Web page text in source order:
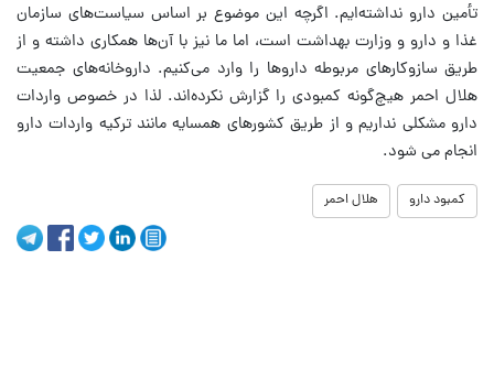
تأمین دارو نداشته‌ایم. اگرچه این موضوع بر اساس سیاست‌های سازمان
غذا و دارو و وزارت بهداشت است، اما ما نیز با آن‌ها همکاری داشته و از
طریق سازوکارهای مربوطه داروها را وارد می‌کنیم. داروخانه‌های جمعیت
هلال احمر هیچ‌گونه کمبودی را گزارش نکرده‌اند. لذا در خصوص واردات
دارو مشکلی نداریم و از طریق کشورهای همسایه مانند ترکیه واردات دارو
انجام می شود.
کمبود دارو هلال احمر